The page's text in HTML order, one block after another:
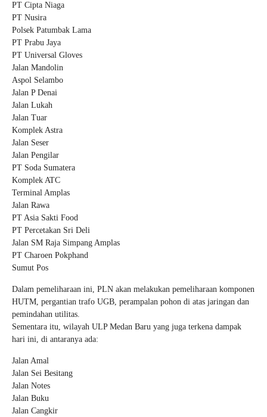
PT Cipta Niaga
PT Nusira
Polsek Patumbak Lama
PT Prabu Jaya
PT Universal Gloves
Jalan Mandolin
Aspol Selambo
Jalan P Denai
Jalan Lukah
Jalan Tuar
Komplek Astra
Jalan Seser
Jalan Pengilar
PT Soda Sumatera
Komplek ATC
Terminal Amplas
Jalan Rawa
PT Asia Sakti Food
PT Percetakan Sri Deli
Jalan SM Raja Simpang Amplas
PT Charoen Pokphand
Sumut Pos
Dalam pemeliharaan ini, PLN akan melakukan pemeliharaan komponen
HUTM, pergantian trafo UGB, perampalan pohon di atas jaringan dan
pemindahan utilitas.
Sementara itu, wilayah ULP Medan Baru yang juga terkena dampak
hari ini, di antaranya ada:
Jalan Amal
Jalan Sei Besitang
Jalan Notes
Jalan Buku
Jalan Cangkir